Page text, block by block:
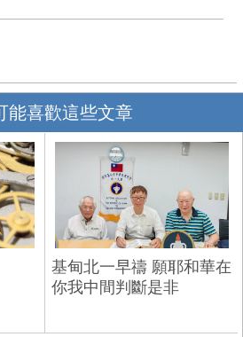
能喜歡這些文章
基甸北一早禱 願耶和華在
你我中間判斷是非